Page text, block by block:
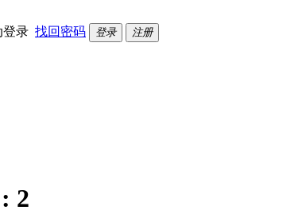
登录 找回密码 登录 注册
2